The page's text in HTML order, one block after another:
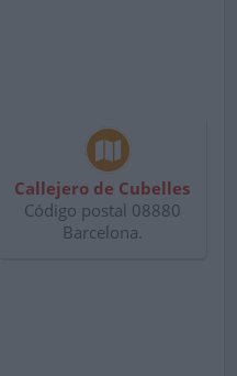
Callejero de Cubelles
Código postal 08880
Barcelona.